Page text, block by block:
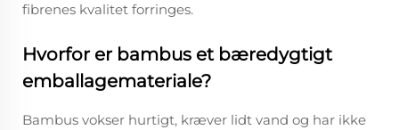
fibrenes kvalitet forringes.
Hvorfor er bambus et bæredygtigt
emballagemateriale?
Bambus vokser hurtigt, kræver lidt vand og har ikke